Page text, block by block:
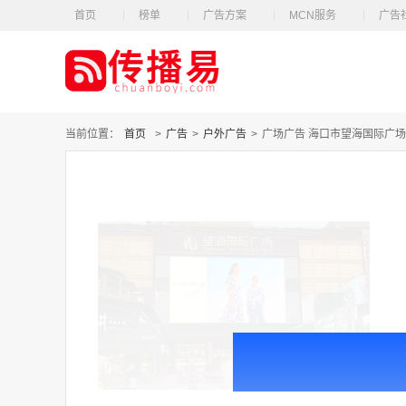
首页 榜单 广告方案 MCN服务 广告
当前位置： 首页 > 广告 > 户外广告 > 广场广告 海口市望海国际广